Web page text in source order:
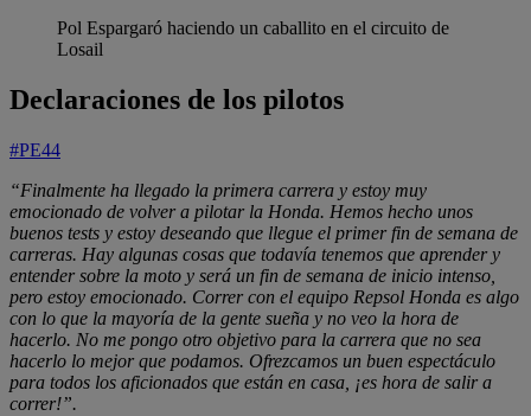
Pol Espargaró haciendo un caballito en el circuito de
Losail
Declaraciones de los pilotos
#PE44
“Finalmente ha llegado la primera carrera y estoy muy
emocionado de volver a pilotar la Honda. Hemos hecho unos
buenos tests y estoy deseando que llegue el primer fin de semana de
carreras. Hay algunas cosas que todavía tenemos que aprender y
entender sobre la moto y será un fin de semana de inicio intenso,
pero estoy emocionado. Correr con el equipo Repsol Honda es algo
con lo que la mayoría de la gente sueña y no veo la hora de
hacerlo. No me pongo otro objetivo para la carrera que no sea
hacerlo lo mejor que podamos. Ofrezcamos un buen espectáculo
para todos los aficionados que están en casa, ¡es hora de salir a
correr!”.